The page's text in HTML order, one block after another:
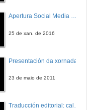
14 de xul. de 2009
Apertura Social Media Day 2016
25 de xan. de 2016
Presentación da xornada
23 de maio de 2011
Traducción editorial: calidade e xestión de proxectos